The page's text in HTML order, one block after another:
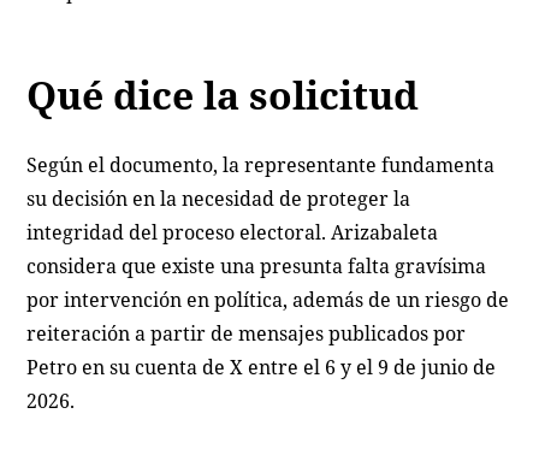
Qué dice la solicitud
Según el documento, la representante fundamenta
su decisión en la necesidad de proteger la
integridad del proceso electoral. Arizabaleta
considera que existe una presunta falta gravísima
por intervención en política, además de un riesgo de
reiteración a partir de mensajes publicados por
Petro en su cuenta de X entre el 6 y el 9 de junio de
2026.